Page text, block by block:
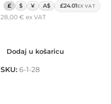
£ $ ¥ A$ £24.01EX VAT
28,00 € ex VAT
Dodaj u košaricu
SKU: 6-1-28